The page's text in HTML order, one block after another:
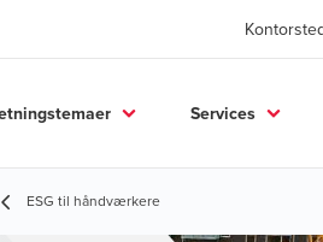
Services
ESG til håndværkere